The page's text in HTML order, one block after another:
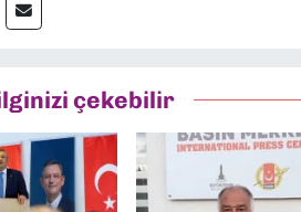
çekebilir